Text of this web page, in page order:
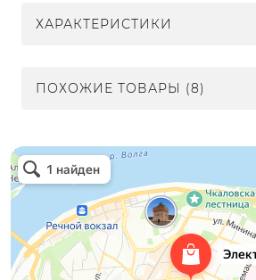
ХАРАКТЕРИСТИКИ
ПОХОЖИЕ ТОВАРЫ (8)
Электрон
Светильники в Нижнем Новгороде
Электротехническая продукция в Нижнем